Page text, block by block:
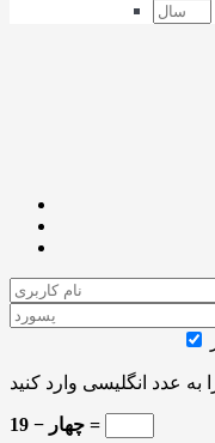
19 − چهار =